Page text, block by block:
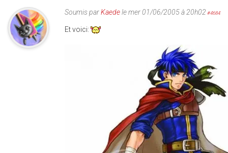
Soumis parKaedele mer 01/06/2005 à 20h02 #4684
Et voici: